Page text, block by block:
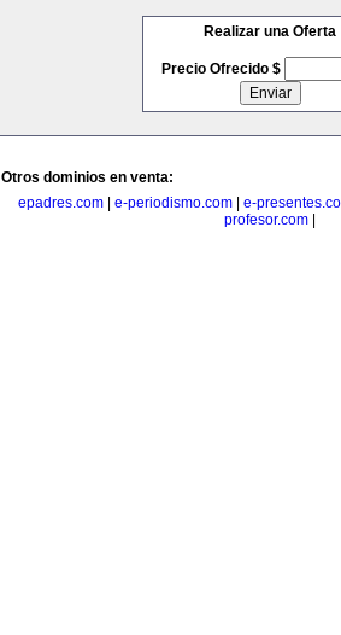
Realizar una Oferta
Precio Ofrecido $
Otros dominios en venta:
epadres.com
e-periodismo.com
e-
profesor.com